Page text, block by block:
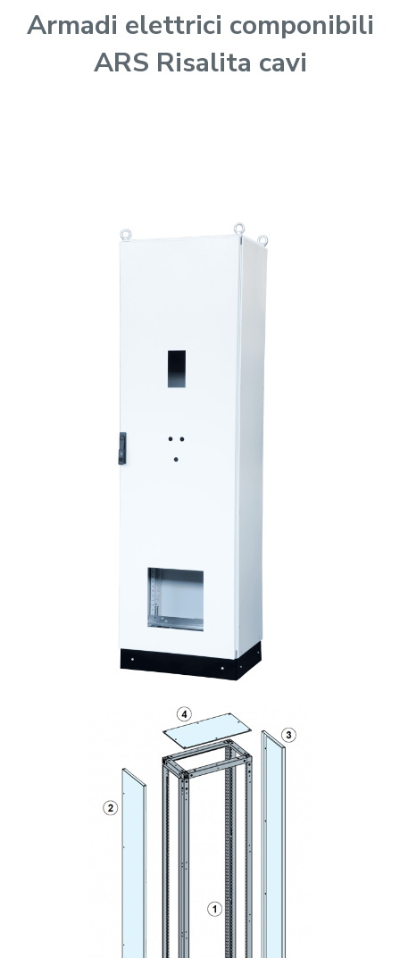
Armadi elettrici componibili
ARS Risalita cavi